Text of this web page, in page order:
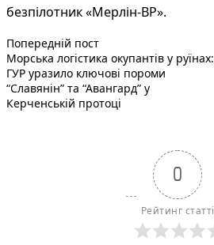
безпілотник «Мерлін-ВР».
Навігація
записів
Попередній постПопередній запис:
Морська логістика окупантів у руїнах:
ГУР уразило ключові пороми
“Славянін” та “Авангард” у
Керченській протоці
0
Рейтинг статті